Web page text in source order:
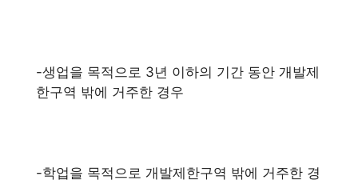
-생업을 목적으로 3년 이하의 기간 동안 개발제
한구역 밖에 거주한 경우
-학업을 목적으로 개발제한구역 밖에 거주한 경